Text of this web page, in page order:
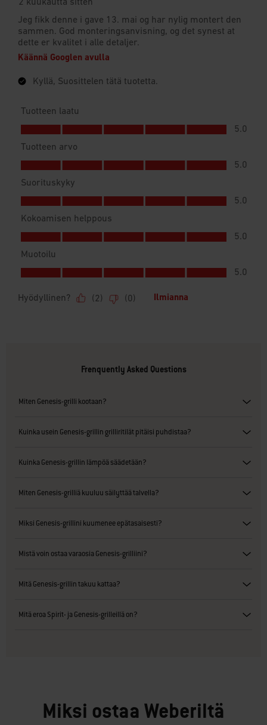
Frenquently Asked Questions
Miten Genesis-grilli kootaan?
Kuinka usein Genesis-grillin grilliritilät pitäisi puhdistaa?
Kuinka Genesis-grillin lämpöä säädetään?
Miten Genesis-grilliä kuuluu säilyttää talvella?
Miksi Genesis-grillini kuumenee epätasaisesti?
Mistä voin ostaa varaosia Genesis-grilliini?
Mitä Genesis-grillin takuu kattaa?
Mitä eroa Spirit- ja Genesis-grilleillä on?
Miksi ostaa Weberiltä